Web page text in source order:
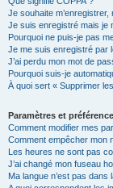
Je souhaite m’enregistrer,
Je suis enregistré mais je
Pourquoi ne puis-je pas
Je me suis enregistré par
J’ai perdu mon mot de
Pourquoi suis-je
À quoi sert « Supprimer
Paramètres et
Comment modifier mes
Comment empêcher mon
Les heures ne sont pas
J’ai changé mon fuseau
Ma langue n’est pas dans